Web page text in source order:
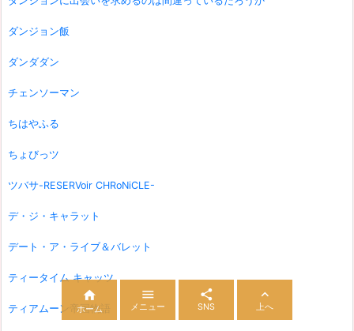
ダンジョン飯
ダンダダン
チェンソーマン
ちはやふる
ちょびっツ
ツバサ-RESERVoir CHRoNiCLE-
デ・ジ・キャラット
デート・ア・ライブ＆バレット
ティータイム キャッツ
ティアムーン帝国物語

ホーム

メニュー

SNS

上へ